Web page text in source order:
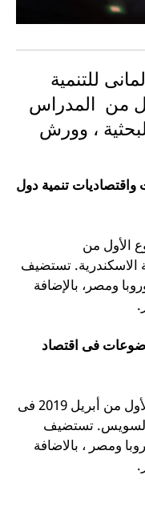
للتنمية
من المدراس
، وورش
تنمية دول
الأول من
و 2020 فى مدينة الاسكندرية. تستضيف
ومصر، بالإضافة
فى اقتصاد
ستعقد مدرسة الربيع خلال الاسبوع الأول من أبريل 2019 فى
2020 بمدينة السويس. تستضيف
ومصر ، بالاضافة